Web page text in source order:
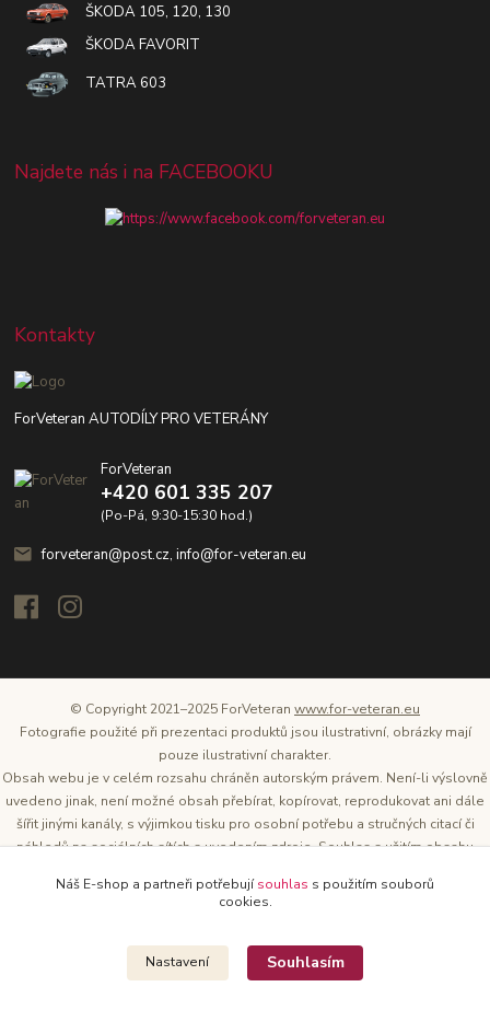
ŠKODA 105, 120, 130
ŠKODA FAVORIT
TATRA 603
Najdete nás i na FACEBOOKU
Kontakty
ForVeteran AUTODÍLY PRO VETERÁNY
ForVeteran
+420 601 335 207
(Po-Pá, 9:30-15:30 hod.)
forveteran@post.cz, info@for-veteran.eu
© Copyright 2021–2025 ForVeteran www.for-veteran.eu
Fotografie použité při prezentaci produktů jsou ilustrativní, obrázky mají
pouze ilustrativní charakter.
Obsah webu je v celém rozsahu chráněn autorským právem. Není-li výslovně
uvedeno jinak, není možné obsah přebírat, kopírovat, reprodukovat ani dále
šířit jinými kanály, s výjimkou tisku pro osobní potřebu a stručných citací či
náhledů na sociálních sítích s uvedením zdroje. Souhlas s užitím obsahu
těchto webových stránek je Tomáš Oršel.
Náš E-shop a partneři potřebujísouhlas s použitím souborů
cookies.
Nastavení Souhlasím